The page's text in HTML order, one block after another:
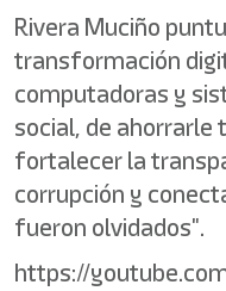
Rivera Muciño
transformación
computadoras y
social, de ahorrarle
fortalecer la
corrupción y
fueron olvidados".
https://